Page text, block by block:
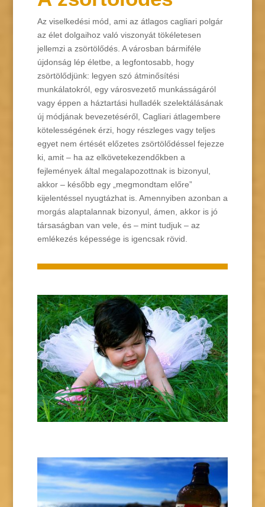
Az viselkedési mód, ami az átlagos cagliari polgár
az élet dolgaihoz való viszonyát tökéletesen
jellemzi a zsörtölődés. A városban bármiféle
újdonság lép életbe, a legfontosabb, hogy
zsörtölődjünk: legyen szó átminősítési
munkálatokról, egy városvezető munkásságáról
vagy éppen a háztartási hulladék szelektálásának
új módjának bevezetéséről, Cagliari átlagembere
kötelességének érzi, hogy részleges vagy teljes
egyet nem értését előzetes zsörtölődéssel fejezze
ki, amit – ha az elkövetekezendőkben a
fejlemények által megalapozottnak is bizonyul,
akkor – később egy „megmondtam előre”
kijelentéssel nyugtázhat is. Amennyiben azonban a
morgás alaptalannak bizonyul, ámen, akkor is jó
társaságban van vele, és – mint tudjuk – az
emlékezés képessége is igencsak rövid.